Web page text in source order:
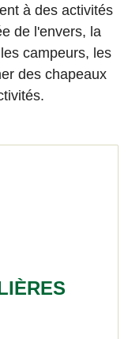
à des activités
de l'envers, la
campeurs, les
des chapeaux